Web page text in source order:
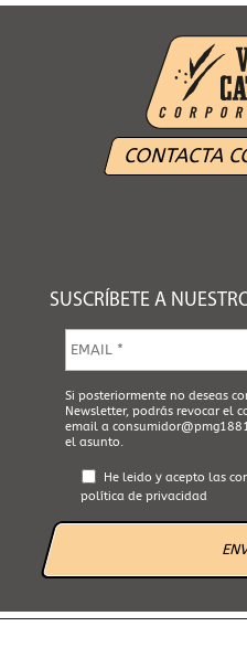
CONTACTA
SUSCRÍBETE A
m
a
i
l
*
A
c
e
p
e
l
Si posteriormente no deseas
Newsletter, podrás revocar el
email a
el asunto.
He leido y acepto las
política de privacidad